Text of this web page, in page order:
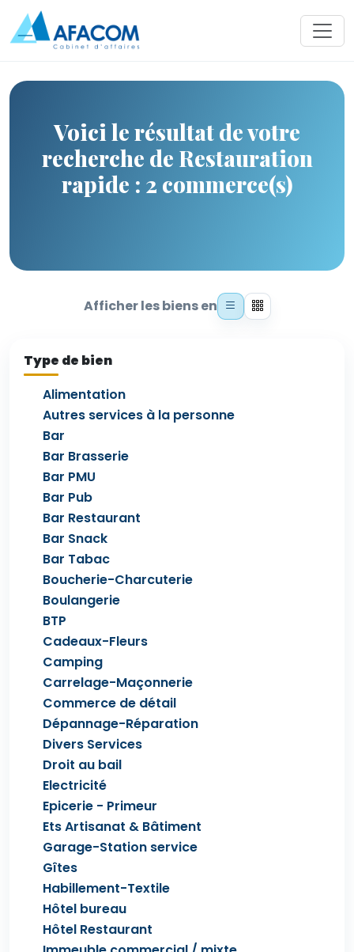
Voici le résultat de votre
recherche de Restauration
rapide : 2 commerce(s)
Afficher les biens en
Type de bien
Alimentation
Autres services à la personne
Bar
Bar Brasserie
Bar PMU
Bar Pub
Bar Restaurant
Bar Snack
Bar Tabac
Boucherie-Charcuterie
Boulangerie
BTP
Cadeaux-Fleurs
Camping
Carrelage-Maçonnerie
Commerce de détail
Dépannage-Réparation
Divers Services
Droit au bail
Electricité
Epicerie - Primeur
Ets Artisanat & Bâtiment
Garage-Station service
Gîtes
Habillement-Textile
Hôtel bureau
Hôtel Restaurant